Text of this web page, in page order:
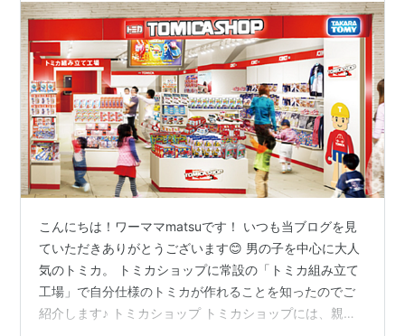
こんにちは！ワーママmatsuです！ いつも当ブログを見
ていただきありがとうございます😊 男の子を中心に大人
気のトミカ。 トミカショップに常設の「トミカ組み立て
工場」で自分仕様のトミカが作れることを知ったのでご
紹介します♪ トミカショップ トミカショップには、親子